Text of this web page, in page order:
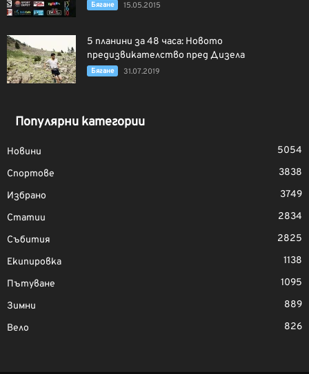
Бягане 15.05.2015
5 планини за 48 часа: Новото
предизвикателство пред Дизела
Бягане 31.07.2019
Популярни категории
Новини
5054
Спортове
3838
Избрано
3749
Статии
2834
Събития
2825
Екипировка
1138
Пътуване
1095
Зимни
889
Вело
826